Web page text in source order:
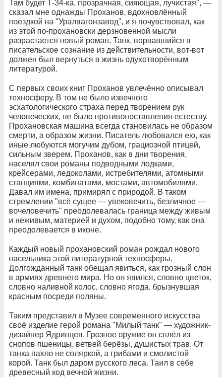
Там будет Т-34-ка, прозрачная, сияющая, лучистая", —
сказал мне однажды Проханов, вдохновлённый
поездкой на "Уралвагонзавод", и я почувствовал, как
из этой по-прохановски дерзновенной мысли
разрастается новый роман. Танк, ворвавшийся в
писательское сознание из действительности, вот-вот
должен был вернуться в жизнь одухотворённым
литературой.
С первых своих книг Проханов увлечённо описывал
техносферу. В том не было извечного
эсхатологического страха перед творением рук
человеческих, не было противопоставления естеству.
Прохановская машина всегда становилась не образом
смерти, а образом жизни. Писатель любовался ею, как
иные любуются могучим дубом, грациозной птицей,
сильным зверем. Проханов, как в дни творения,
населял свои романы подводными лодками,
крейсерами, ледоколами, истребителями, атомными
станциями, комбинатами, мостами, автомобилями.
Давал им имена, примирял с природой. В таком
стремлении "всё сущее — увековечить, безличное —
вочеловечить" преодолевалась граница между живым
и неживым, материей и духом, подобно тому, как она
преодолевается в иконе.
Каждый новый прохановский роман рождал нового
насельника этой литературной техносферы.
Долгожданный танк обещал явиться, как грозный слон
в армиях древнего мира. Но он явился, словно цветок,
словно наливной колос, словно ягода, брызнувшая
красным посреди поляны.
Таким представил в Музее современного искусства
своё изделие герой романа "Милый танк" — художник-
дизайнер Ядринцев. Грозное оружие он сплёл из
снопов пшеницы, ветвей берёзы, душистых трав. От
танка пахло не соляркой, а грибами и смолистой
корой. Танк был даром русского леса. Таил в себе
древесный код вечной жизни.